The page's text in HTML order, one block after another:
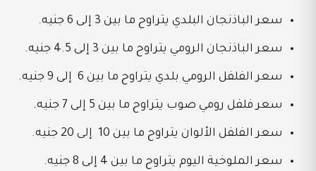
سعر الباذنجان البلدي يتراوح ما بين 3 إلى 6 جنيه.
سعر الباذنجان الرومي يتراوح ما بين 3 إلى 4.5 جنيه.
سعر الفلفل الرومي بلدي يتراوح ما بين 6 إلى 9 جنيه.
سعر فلفل رومي صوب يتراوح ما بين 5 إلى 7 جنيه.
سعر الفلفل الألوان يتراوح ما بين 10 إلى 20 جنيه.
سعر الملوخية اليوم يتراوح ما بين 4 إلى 8 جنيه.